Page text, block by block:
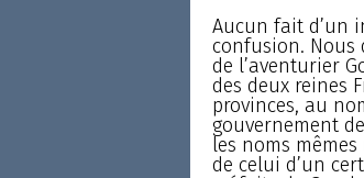
Aucun fait d’un
confusion. Nous
de l’aventurier
des deux reines
provinces, au
gouvernement
les noms
de celui d’un